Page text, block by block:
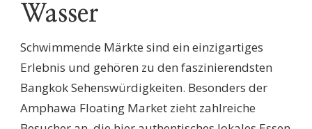
Wasser
Schwimmende Märkte sind ein einzigartiges
Erlebnis und gehören zu den faszinierendsten
Bangkok Sehenswürdigkeiten. Besonders der
Amphawa Floating Market zieht zahlreiche